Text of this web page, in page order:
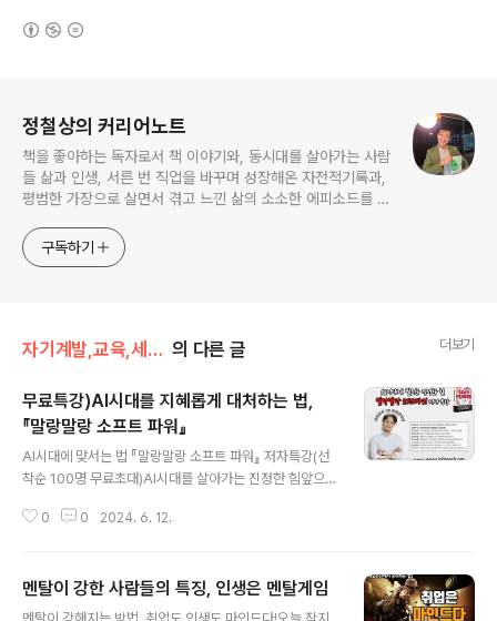
정철상의 커리어노트
책을 좋아하는 독자로서 책 이야기와, 동시대를 살아가는 사람
들 삶과 인생, 서른 번 직업을 바꾸며 성장해온 자전적기록과,
평범한 가장으로 살면서 겪고 느낀 삶의 소소한 에피소드를 전
고픈 커리어코치, 유튜브: 정교수의 인생수업
구독하기
자기계발,교육,세미나 의 다른 글 더보기
무료특강)AI시대를 지혜롭게 대처하는 법,
『말랑말랑 소프트 파워』
AI시대에 맞서는 법 『말랑말랑 소프트 파워』 저자특강(선
착순 100명 무료초대)AI시대를 살아가는 진정한 힘앞으로
와 하이테크 기술이 보다 더 깊숙하게 우리 삶 속으로 스며
화해 나가는 AI시대를 지혜롭게 살아가는 방법은 무엇일까
요? 의미공학연구소의 유재천 대표님을 통해서 그 길을 찾
0 0 2024. 6. 12.
멘탈이 강한 사람들의 특징, 인생은 멘탈게임